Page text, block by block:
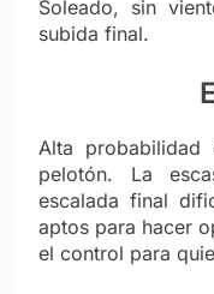
Soleado, sin
subida final.
Alta
pelotón. La
escalada final
aptos para hacer
el control para